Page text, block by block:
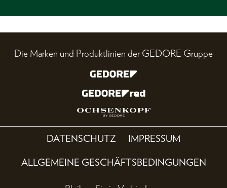
Die Marken und Produktlinien der GEDORE Gruppe
DATENSCHUTZ IMPRESSUM
ALLGEMEINE GESCHÄFTSBEDINGUNGEN